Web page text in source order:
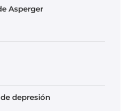
Asperger
depresión